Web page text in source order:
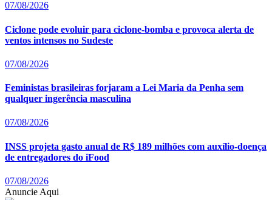
07/08/2026
Ciclone pode evoluir para ciclone-bomba e provoca alerta de
ventos intensos no Sudeste
07/08/2026
Feministas brasileiras forjaram a Lei Maria da Penha sem
qualquer ingerência masculina
07/08/2026
INSS projeta gasto anual de R$ 189 milhões com auxílio-doença
de entregadores do iFood
07/08/2026
Anuncie Aqui